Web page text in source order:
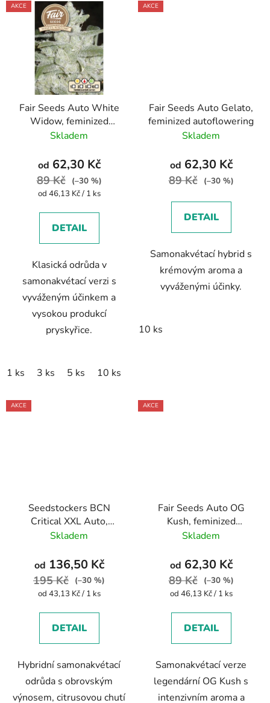
AKCE
Fair Seeds Auto White
Widow, feminized
autoflowering
Skladem
od 62,30 Kč
89 Kč
(–30 %)
Měrná
od 46,13 Kč / 1 ks
DETAIL
Klasická odrůda v
samonakvétací verzi s
vyváženým účinkem a
vysokou produkcí
pryskyřice.
1 ks 3 ks 5 ks 10 ks
AKCE
Fair Seeds Auto Gelato,
feminized autoflowering
Skladem
od 62,30 Kč
89 Kč (–30 %)
DETAIL
Samonakvétací hybrid s
krémovým aroma a
vyváženými účinky.
10 ks
AKCE
Seedstockers BCN
Critical XXL Auto,
feminized autoflowering
Skladem
od 136,50 Kč
195 Kč
(–30 %)
Měrná
od 43,13 Kč / 1 ks
DETAIL
Hybridní samonakvétací
odrůda s obrovským
výnosem, citrusovou chutí
AKCE
Fair Seeds Auto OG
Kush, feminized
autoflowering
Skladem
od 62,30 Kč
89 Kč
(–30 %)
Měrná
od 46,13 Kč / 1 ks
DETAIL
Samonakvétací verze
legendární OG Kush s
intenzivním aroma a